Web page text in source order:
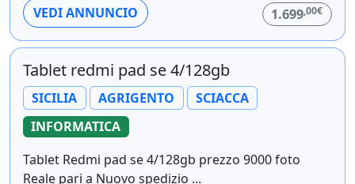
VEDI ANNUNCIO 1.699,00€
Tablet redmi pad se 4/128gb
SICILIA AGRIGENTO
SCIACCA
INFORMATICA
Tablet Redmi pad se 4/128gb prezzo 9000 foto
Reale pari a Nuovo spedizio ...